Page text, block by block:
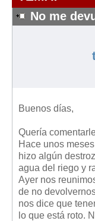
Requerimientos y
Formularios sobre
Modelos de
Modelos de Acta
Legislación
Legislación sobre
Legislación sobre
Legislación sobre
Legislación de
Diccionario
No me
Buenos días,
Quería
Hace unos
hizo algún
agua del riego y
Ayer nos
de no
nos dice que
lo que está roto.